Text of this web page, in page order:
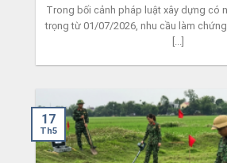
Trong bối cảnh pháp luật xây dựng có
trọng từ 01/07/2026, nhu cầu làm
[...]
17
Th5